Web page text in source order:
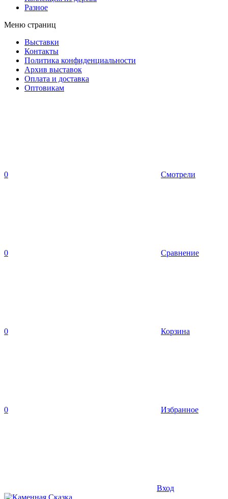
Разное
Меню страниц
Выставки
Контакты
Политика конфиденциальности
Архив выставок
Оплата и доставка
Оптовикам
0 Смотрели
0 Сравнение
0 Корзина
0 Избранное
Вход